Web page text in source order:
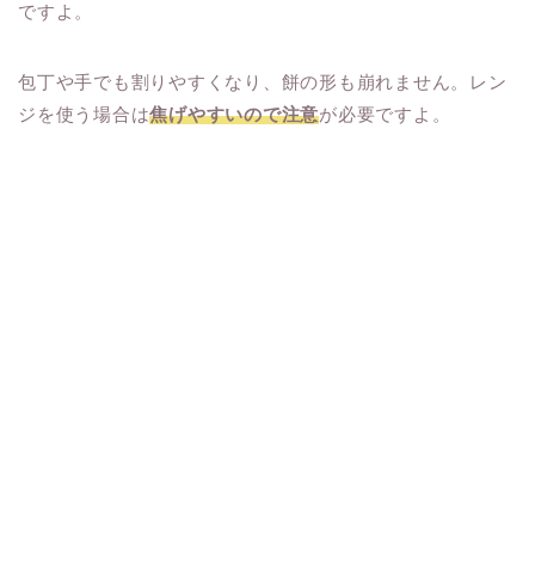
ですよ。
包丁や手でも割りやすくなり、餅の形も崩れません。レン
ジを使う場合は焦げやすいので注意が必要ですよ。